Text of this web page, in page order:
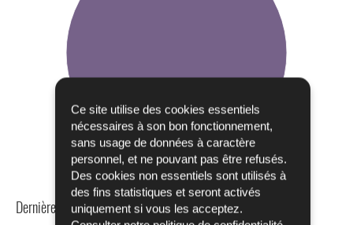
Ce site utilise des cookies essentiels
nécessaires à son bon fonctionnement,
sans usage de données à caractère
personnel, et ne pouvant pas être refusés.
Des cookies non essentiels sont utilisés à
des fins statistiques et seront activés
uniquement si vous les acceptez.
Dernière mise à jour24/04/2024